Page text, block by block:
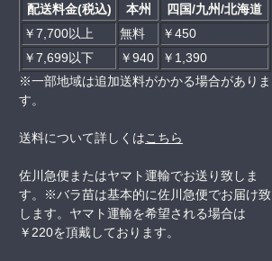
配送料金(税込) 本州
四国/九州/北海道
￥7,700以上
無料
￥450
￥7,699以下
￥940
￥1,390
※一部地域は追加送料がかかる場合がありま
す。
送料について詳しくはこちら
佐川急便またはヤマト運輸でお送り致しま
す。※バラ苗は基本的に佐川急便でお届け致
します。ヤマト運輸を希望される場合は
￥220を頂戴しております。